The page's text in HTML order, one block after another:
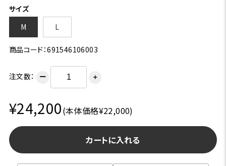
サイズ
M
L
商品コード：691546106003
注文数： ー ＋
¥24,200(本体価格¥22,000)
カートに入れる